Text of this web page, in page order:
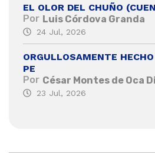
EL OLOR DEL CHUÑO
Por Luis Córdova Granda
24 Jul, 2026
ORGULLOSAMENTE
PE
Por César Montes de Oca
23 Jul, 2026